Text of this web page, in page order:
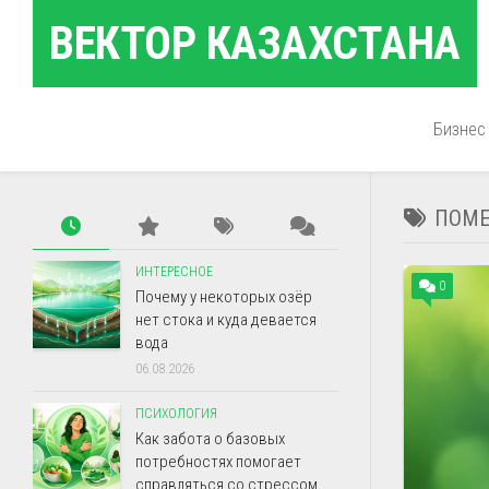
содержаниюВЕКТОР КАЗАХСТАНА
Бизнес
0
ИНТЕРЕСНОЕ
Почему у некоторых озёр
нет стока и куда девается
вода
06.08.2026
ПСИХОЛОГИЯ
Как забота о базовых
потребностях помогает
справляться со стрессом